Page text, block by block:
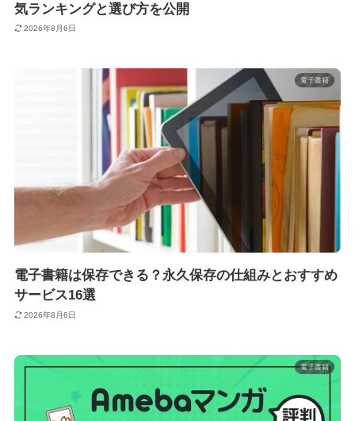
気ランキングと選び方を公開
2026年8月6日
電子書籍
電子書籍は保存できる？永久保存の仕組みとおすすめ
サービス16選
2026年8月6日
電子書籍